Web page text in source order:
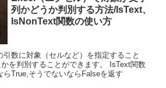
列かどうか判別する方法/IsText、
IsNonText関数の使い方
引数に対象（セルなど）を指定すること
を判別することができます。 IsText関数
True,そうでないならFalseを返す